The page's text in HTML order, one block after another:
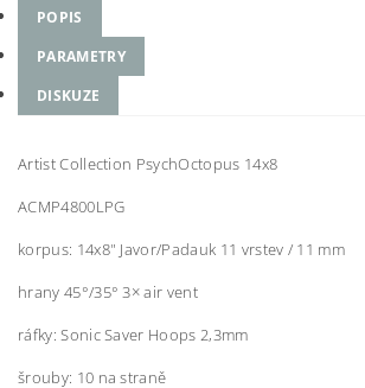
POPIS
PARAMETRY
DISKUZE
Artist Collection PsychOctopus 14x8
ACMP4800LPG
korpus: 14x8" Javor/Padauk 11 vrstev / 11 mm
hrany 45°/35° 3× air vent
ráfky: Sonic Saver Hoops 2,3mm
šrouby: 10 na straně